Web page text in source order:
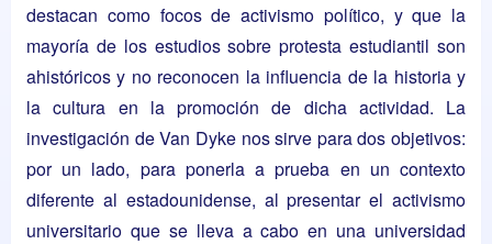
destacan como focos de activismo político, y que la
mayoría de los estudios sobre protesta estudiantil son
ahistóricos y no reconocen la influencia de la historia y
la cultura en la promoción de dicha actividad. La
investigación de Van Dyke nos sirve para dos objetivos:
por un lado, para ponerla a prueba en un contexto
diferente al estadounidense, al presentar el activismo
universitario que se lleva a cabo en una universidad